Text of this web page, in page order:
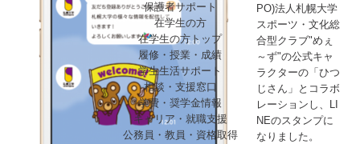
保護者サポート
在学生の方
在学生の方トップ
履修・授業・成績
学生生活サポート
相談・支援窓口
学費・奨学金情報
キャリア・就職支援
公務員・教員・資格取得
PO)法人札幌大学
スポーツ・文化総
合型クラブ"めぇ
～ず"の公式キャ
ラクターの「ひつ
じさん」とコラボ
レーションし、LI
NEのスタンプに
なりました。